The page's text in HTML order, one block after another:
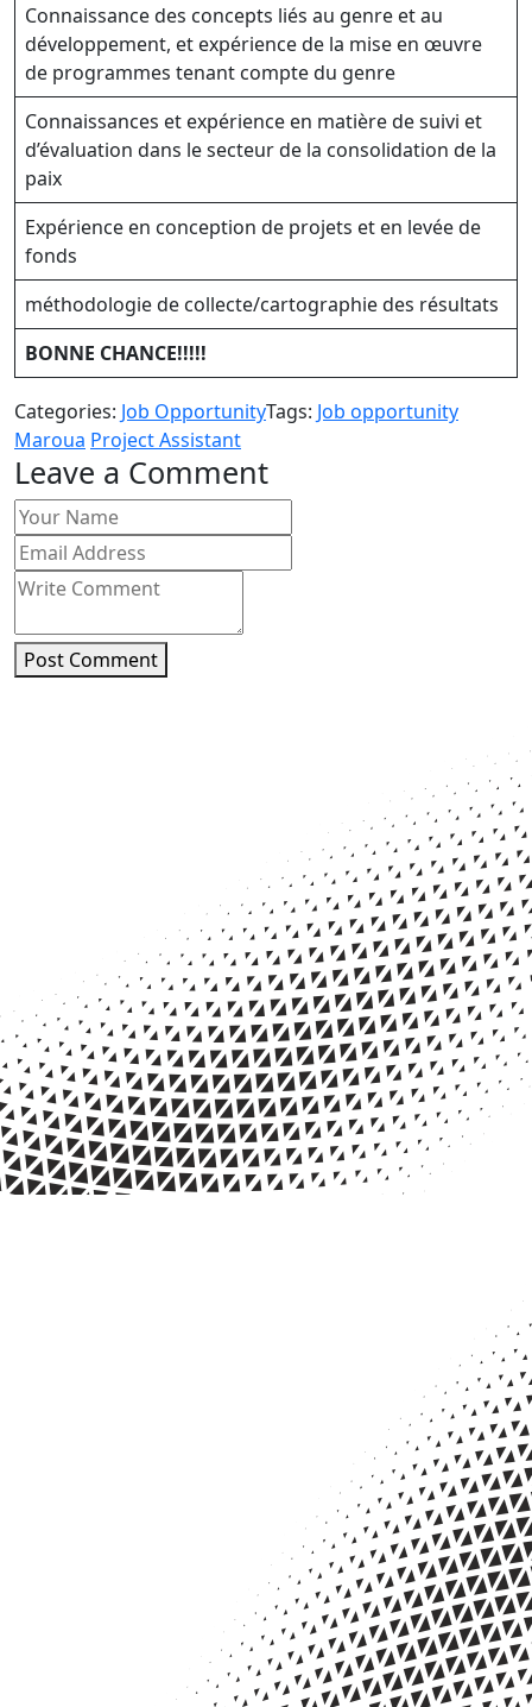
Connaissance des concepts liés au genre et au
développement, et expérience de la mise en œuvre
de programmes tenant compte du genre
Connaissances et expérience en matière de suivi et
d’évaluation dans le secteur de la consolidation de la
paix
Expérience en conception de projets et en levée de
fonds
méthodologie de collecte/cartographie des résultats
BONNE CHANCE!!!!!
Categories: Job OpportunityTags: Job opportunity
Maroua Project Assistant
Leave a Comment
Post Comment